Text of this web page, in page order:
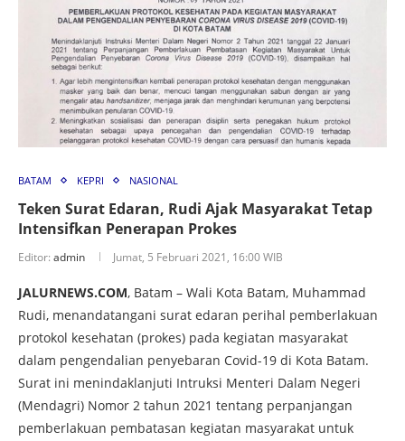
BATAM KEPRI NASIONAL
Teken Surat Edaran, Rudi Ajak Masyarakat Tetap
Intensifkan Penerapan Prokes
Editor: admin Jumat, 5 Februari 2021, 16:00 WIB
JALURNEWS.COM, Batam – Wali Kota Batam, Muhammad
Rudi, menandatangani surat edaran perihal pemberlakuan
protokol kesehatan (prokes) pada kegiatan masyarakat
dalam pengendalian penyebaran Covid-19 di Kota Batam.
Surat ini menindaklanjuti Intruksi Menteri Dalam Negeri
(Mendagri) Nomor 2 tahun 2021 tentang perpanjangan
pemberlakuan pembatasan kegiatan masyarakat untuk